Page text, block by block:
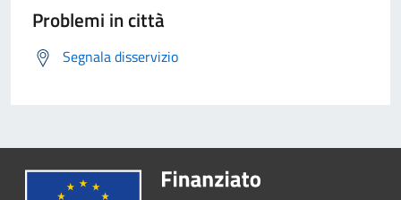
Problemi in città
Segnala disservizio